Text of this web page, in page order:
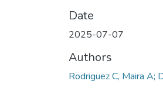
Date
2025-07-07
Authors
Rodriguez C, Maira A;